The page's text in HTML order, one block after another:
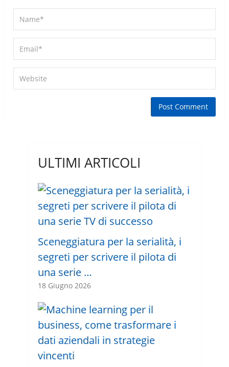
ULTIMI ARTICOLI
Sceneggiatura per la serialità, i
segreti per scrivere il pilota di
una serie …
18 Giugno 2026